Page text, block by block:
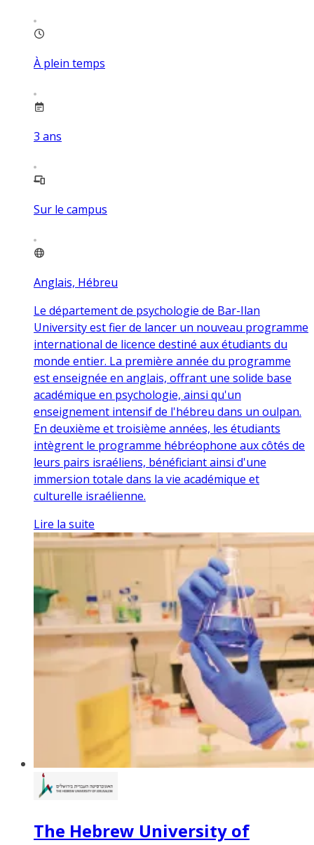
À plein temps
3 ans
Sur le campus
Anglais, Hébreu
Le département de psychologie de Bar-Ilan
University est fier de lancer un nouveau programme
international de licence destiné aux étudiants du
monde entier. La première année du programme
est enseignée en anglais, offrant une solide base
académique en psychologie, ainsi qu'un
enseignement intensif de l'hébreu dans un oulpan.
En deuxième et troisième années, les étudiants
intègrent le programme hébréophone aux côtés de
leurs pairs israéliens, bénéficiant ainsi d'une
immersion totale dans la vie académique et
culturelle israélienne.
Lire la suite
The Hebrew University of